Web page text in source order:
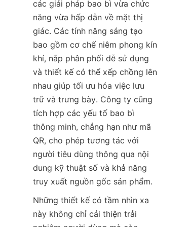
các giải pháp bao bì vừa chức
năng vừa hấp dẫn về mặt thị
giác. Các tính năng sáng tạo
bao gồm cơ chế niêm phong kín
khí, nắp phân phối dễ sử dụng
và thiết kế có thể xếp chồng lên
nhau giúp tối ưu hóa việc lưu
trữ và trưng bày. Công ty cũng
tích hợp các yếu tố bao bì
thông minh, chẳng hạn như mã
QR, cho phép tương tác với
người tiêu dùng thông qua nội
dung kỹ thuật số và khả năng
truy xuất nguồn gốc sản phẩm.
Những thiết kế có tầm nhìn xa
này không chỉ cải thiện trải